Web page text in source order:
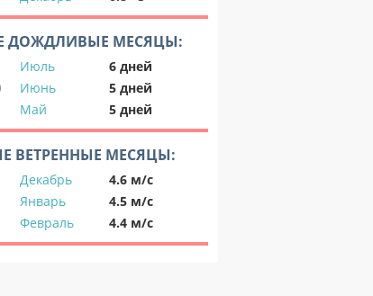
ДОЖДЛИВЫЕ МЕСЯЦЫ:
Июль
6 дней
Июнь
5 дней
Май
5 дней
ВЕТРЕННЫЕ МЕСЯЦЫ:
Декабрь
4.6 м/с
Январь
4.5 м/с
Февраль
4.4 м/с